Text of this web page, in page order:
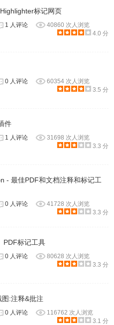
页。如果不懂得语法，那么
的。
资料也都只储存在本地电
件联系方式
标记网页
1 人评论
40860 次人浏览
4.0 分
0 人评论
60354 次人浏览
3.5 分
件
1 人评论
31698 次人浏览
3.3 分
- 最佳PDF和文档注释和标记工
0 人评论
41728 次人浏览
3.3 分
PDF标记工具
0 人评论
80628 次人浏览
3.3 分
:注释&批注
0 人评论
116762 次人浏览
3.1 分